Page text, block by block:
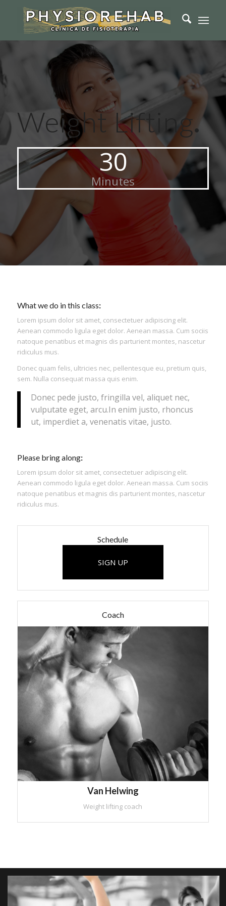
Weight Lifting.
30
Minutes
What we do in this class:
Lorem ipsum dolor sit amet, consectetuer adipiscing elit.
Aenean commodo ligula eget dolor. Aenean massa. Cum sociis
natoque penatibus et magnis dis parturient montes, nascetur
ridiculus mus.
Donec quam felis, ultricies nec, pellentesque eu, pretium quis,
sem. Nulla consequat massa quis enim.
Donec pede justo, fringilla vel, aliquet nec,
vulputate eget, arcu.In enim justo, rhoncus
ut, imperdiet a, venenatis vitae, justo.
Please bring along:
Lorem ipsum dolor sit amet, consectetuer adipiscing elit.
Aenean commodo ligula eget dolor. Aenean massa. Cum sociis
natoque penatibus et magnis dis parturient montes, nascetur
ridiculus mus.
Schedule
SIGN UP
Coach
Van Helwing
Weight lifting coach